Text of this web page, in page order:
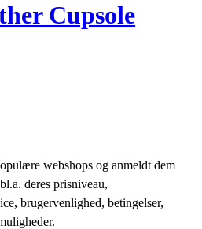
Cupsole
webshops og anmeldt dem
deres prisniveau,
brugervenlighed, betingelser,